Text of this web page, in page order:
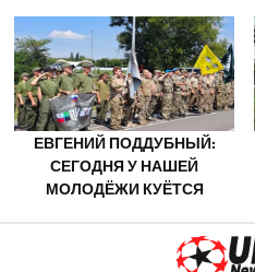
ЗА МУЖЕСТВО В СПАСЕНИИ
ПОСТРАДАВШИХ ОТ
ОБСТРЕЛОВ
ЕВГЕНИЙ ПОДДУБНЫЙ:
СЕГОДНЯ У НАШЕЙ
МОЛОДЁЖИ КУЁТСЯ